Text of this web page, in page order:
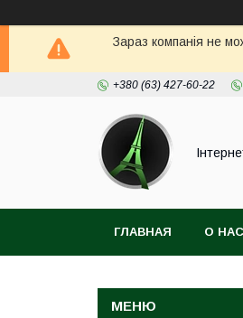
Зараз компанія не
+380 (63) 427-60-22
ГЛАВНАЯ О НАС